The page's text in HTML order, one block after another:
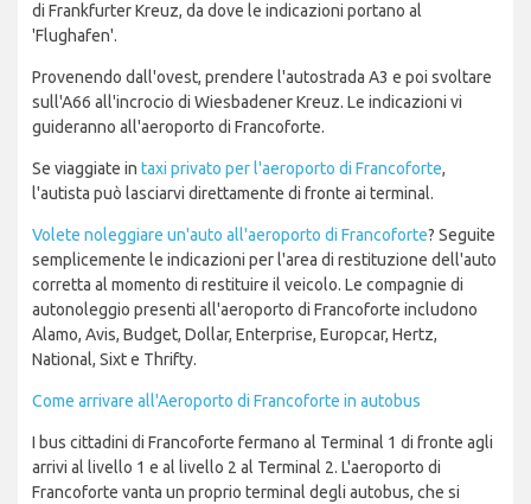
di Frankfurter Kreuz, da dove le indicazioni portano al
'Flughafen'.
Provenendo dall'ovest, prendere l'autostrada A3 e poi svoltare
sull'A66 all'incrocio di Wiesbadener Kreuz. Le indicazioni vi
guideranno all'aeroporto di Francoforte.
Se viaggiate in taxi privato per l'aeroporto di Francoforte,
l'autista può lasciarvi direttamente di fronte ai terminal.
Volete noleggiare un'auto all'aeroporto di Francoforte? Seguite
semplicemente le indicazioni per l'area di restituzione dell'auto
corretta al momento di restituire il veicolo. Le compagnie di
autonoleggio presenti all'aeroporto di Francoforte includono
Alamo, Avis, Budget, Dollar, Enterprise, Europcar, Hertz,
National, Sixt e Thrifty.
Come arrivare all'Aeroporto di Francoforte in autobus
I bus cittadini di Francoforte fermano al Terminal 1 di fronte agli
arrivi al livello 1 e al livello 2 al Terminal 2. L'aeroporto di
Francoforte vanta un proprio terminal degli autobus, che si